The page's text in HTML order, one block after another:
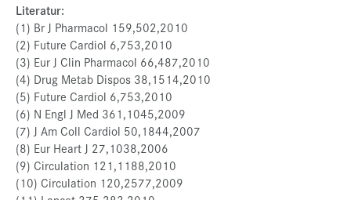
Literatur:
(1) Br J Pharmacol 159,502,2010
(2) Future Cardiol 6,753,2010
(3) Eur J Clin Pharmacol 66,487,2010
(4) Drug Metab Dispos 38,1514,2010
(5) Future Cardiol 6,753,2010
(6) N Engl J Med 361,1045,2009
(7) J Am Coll Cardiol 50,1844,2007
(8) Eur Heart J 27,1038,2006
(9) Circulation 121,1188,2010
(10) Circulation 120,2577,2009